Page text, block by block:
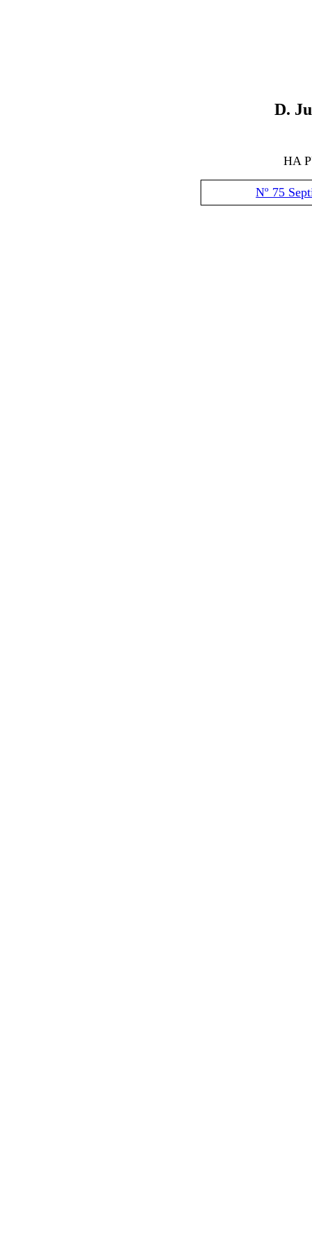
D.
HA
Nº 75